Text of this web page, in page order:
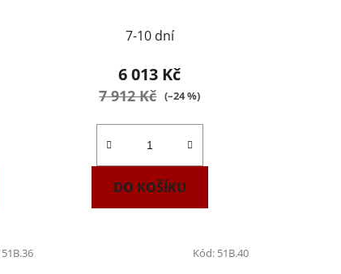
7-10 dní
6 013 Kč
7 912 Kč (–24 %)
DO KOŠÍKU
51B.36 Kód: 51B.40